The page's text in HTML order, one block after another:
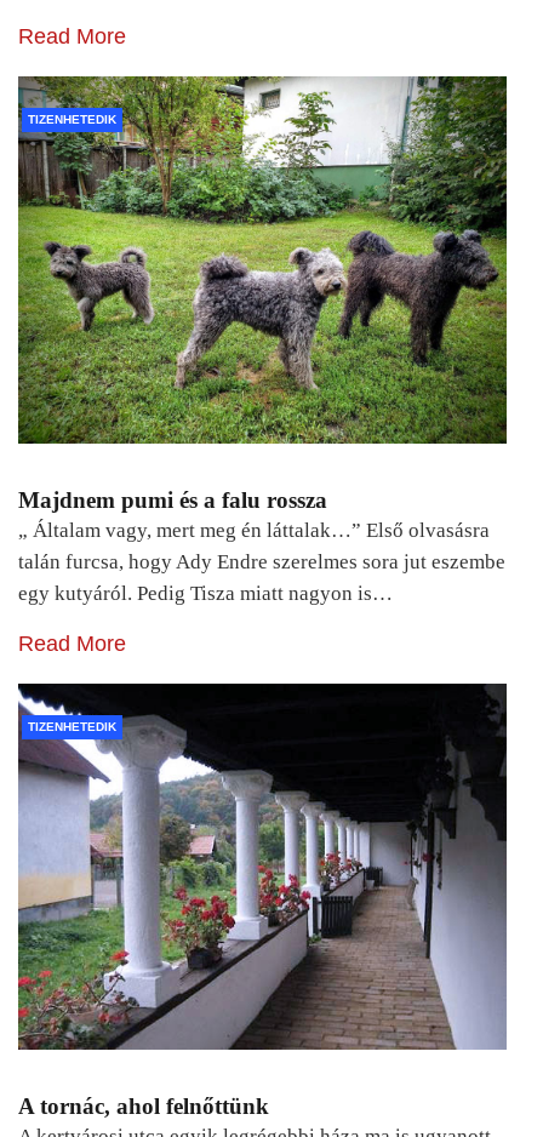
Read More
TIZENHETEDIK
Majdnem pumi és a falu rossza
„ Általam vagy, mert meg én láttalak…” Első olvasásra
talán furcsa, hogy Ady Endre szerelmes sora jut eszembe
egy kutyáról. Pedig Tisza miatt nagyon is…
Read More
TIZENHETEDIK
A tornác, ahol felnőttünk